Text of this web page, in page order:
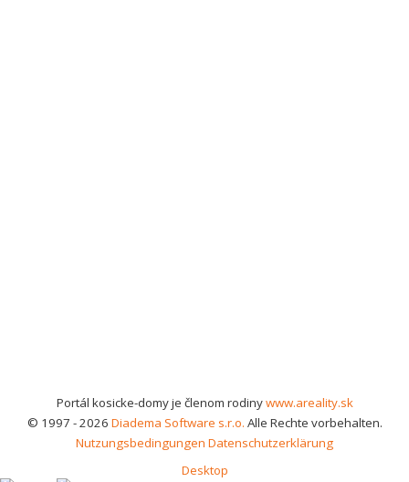
Portál kosicke-domy je členom rodinywww.areality.sk
© 1997 - 2026 Diadema Software s.r.o. Alle Rechte vorbehalten.
Nutzungsbedingungen Datenschutzerklärung
Desktop